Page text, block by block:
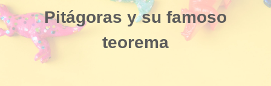
NOSOTROS
DÓNDE ESTAMOS
Pitágoras y su famoso
teorema